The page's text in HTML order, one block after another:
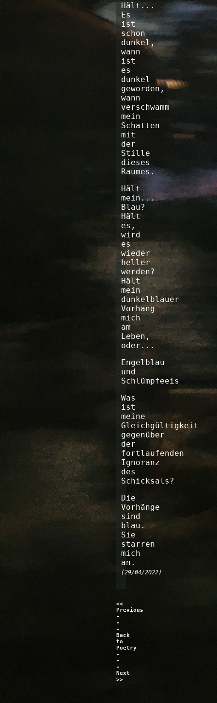
Hält...
Es
ist
schon
dunkel,
wann
ist
es
dunkel
geworden,
wann
verschwamm
mein
Schatten
mit
der
Stille
dieses
Raumes.
Hält
mein...
Blau?
Hält
es,
wird
es
wieder
heller
werden?
Hält
mein
dunkelblauer
Vorhang
mich
am
Leben,
oder...
Engelblau
und
Schlümpfeeis
Was
ist
meine
Gleichgültigkeit
gegenüber
der
fortlaufenden
Ignoranz
des
Schicksals?
Die
Vorhänge
sind
blau.
Sie
starren
mich
an.
(29/04/2022)
<<
Previous
-
-
-
Back
to
Poetry
-
-
-
Next
>>